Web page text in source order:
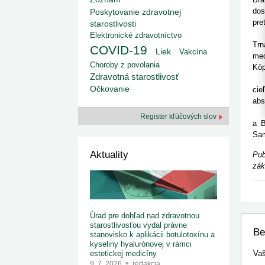
1. 7. 2026
redakcia
Ministerstvo zdravotníctva zverejnilo aktualizovaný
zoznam kategori...
29. 6. 2026
redakcia
Rezort zdravotníctva zverejnil zoznam
kategorizovaných špeciálnych ...
29. 6. 2026
redakcia
Výzva na podporu dostupnosti zdravotnej
starostlivosti v centrách z...
Od 1. augusta 2026 sa
implementáciu nových
V
a
Poskytovanie zdravotnej
starostlivosti
Elektronické zdravotníctvo
COVID-19 Liek
Vakcína
Choroby z povolania
Zdravotná starostlivosť
Očkovanie
Register kľúčových slov
Aktuality
Úrad pre dohľad nad zdravotnou
starostlivosťou vydal právne
stanovisko k aplikácii botulotoxínu a
kyseliny hyalurónovej v rámci
estetickej medicíny